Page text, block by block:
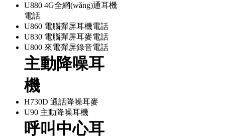
U880 4G全網(wǎng)通耳機
電話
U860 電腦彈屏耳機電話
U830 電腦彈屏耳麥電話
U800 來電彈屏錄音電話
主動降噪耳
機
H730D 通話降噪耳麥
U90 主動降噪耳機
呼叫中心耳